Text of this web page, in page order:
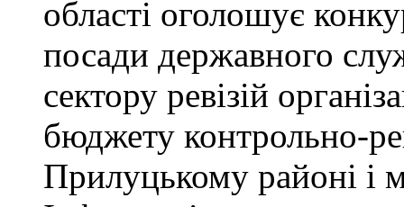
області оголошує
посади державного
сектору ревізій
бюджету контрольно-
Прилуцькому районі і